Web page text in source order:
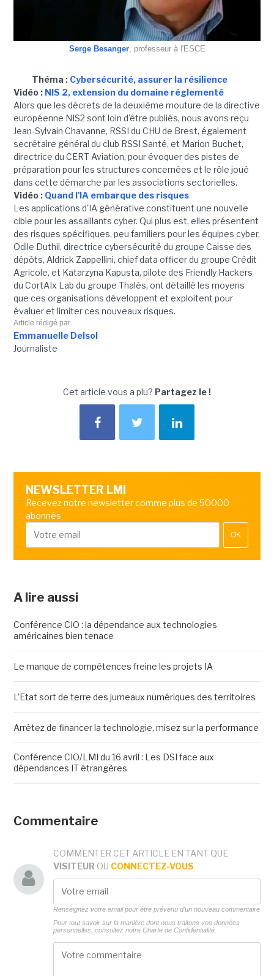
Serge Besanger, professeur à l'ESCE
Théma : Cybersécurité, assurer la résilience
Vidéo : NIS 2, extension du domaine réglementé
Alors que les décrets de la deuxième mouture de la directive
européenne NIS2 sont loin d'être publiés, nous avons reçu
Jean-Sylvain Chavanne, RSSI du CHU de Brest, également
secrétaire général du club RSSI Santé, et Marion Buchet,
directrice du CERT Aviation, pour évoquer des pistes de
préparation pour les structures concernées et le rôle joué
dans cette démarche par les associations sectorielles.
Vidéo : Quand l'IA embarque des risques
Les applications d'IA générative constituent une nouvelle
cible pour les assaillants cyber. Qui plus est, elles présentent
des risques spécifiques, peu familiers pour les équipes cyber.
Odile Duthil, directrice cybersécurité du groupe Caisse des
dépôts, Aldrick Zappellini, chief data officer du groupe Crédit
Agricole, et Katarzyna Kapusta, pilote des Friendly Hackers
du CortAIx Lab du groupe Thalès, ont détaillé les moyens
que ces organisations développent et exploitent pour
évaluer et limiter ces nouveaux risques.
Article rédigé par
Emmanuelle Delsol
Journaliste
Cet article vous a plu? Partagez le !
NEWSLETTER LMI
Recevez notre newsletter comme plus de 50000
abonnés
OK
A lire aussi
Conférence CIO : la dépendance aux technologies
américaines bien tenace
Le manque de compétences freine les projets IA
L'Etat sort de terre des jumeaux numériques des territoires
Arrêtez de financer la technologie, misez sur la performance
Conférence CIO/LMI du 16 avril : Les DSI face aux
dépendances IT étrangères
Commentaire
COMMENTER CET ARTICLE EN TANT QUE
VISITEUR OU CONNECTEZ-VOUS
Renseignez votre email pour être prévenu d'un nouveau commentaire
Pour tout savoir sur la manière dont nous traitons vos données
personnelles, consultez notre Charte de Confidentialité.